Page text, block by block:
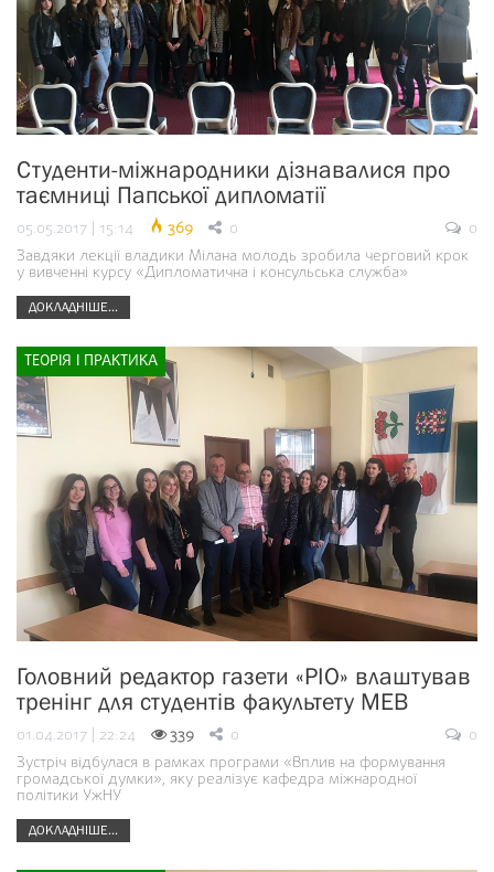
Студенти-міжнародники дізнавалися про
таємниці Папської дипломатії
05.05.2017 | 15:14 369 0
0
Завдяки лекції владики Мілана молодь зробила черговий крок
у вивченні курсу «Дипломатична і консульська служба»
ДОКЛАДНІШЕ...
ТЕОРІЯ І ПРАКТИКА
Головний редактор газети «РІО» влаштував
тренінг для студентів факультету МЕВ
01.04.2017 | 22:24 339 0
0
Зустріч відбулася в рамках програми «Вплив на формування
громадської думки», яку реалізує кафедра міжнародної
політики УжНУ
ДОКЛАДНІШЕ...